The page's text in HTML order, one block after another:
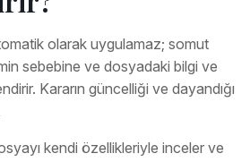
olarak uygulamaz; somut
sebebine ve dosyadaki bilgi ve
Kararın güncelliği ve dayandığı
kendi özellikleriyle inceler ve